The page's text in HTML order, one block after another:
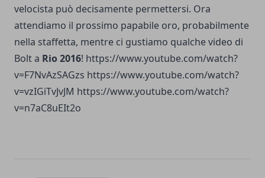
velocista può decisamente permettersi. Ora
attendiamo il prossimo papabile oro, probabilmente
nella staffetta, mentre ci gustiamo qualche video di
Bolt a Rio 2016! https://www.youtube.com/watch?
v=F7NvAzSAGzs https://www.youtube.com/watch?
v=vzIGiTvJvJM https://www.youtube.com/watch?
v=n7aC8uEIt2o